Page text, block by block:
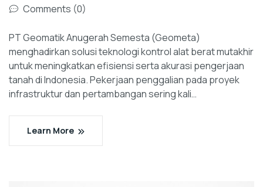
Comments (0)
PT Geomatik Anugerah Semesta (Geometa)
menghadirkan solusi teknologi kontrol alat berat mutakhir
untuk meningkatkan efisiensi serta akurasi pengerjaan
tanah di Indonesia. Pekerjaan penggalian pada proyek
infrastruktur dan pertambangan sering kali…
Learn More